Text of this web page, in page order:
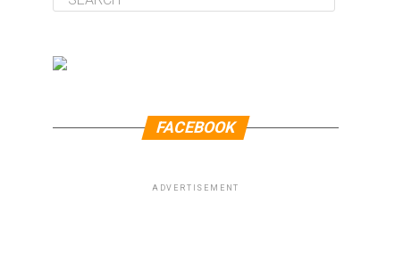
FACEBOOK
ADVERTISEMENT